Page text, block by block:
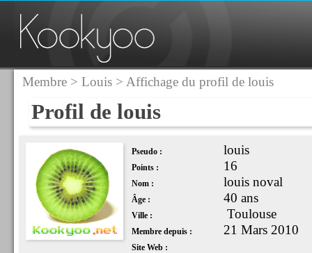
Membre> Louis> Affichage du profil de louis
Profil de louis
Pseudo : louis
Points : 16
Nom : louis noval
Âge : 40 ans
Ville : Toulouse
Membre depuis : 21 Mars 2010
Site Web :